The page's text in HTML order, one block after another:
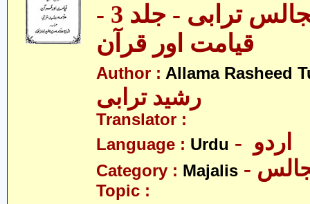
مجالس - مجالس ترابی - جلد 3 -
Author : Allama Rasheed
رشید ترابی
Translator :
Language : Urdu
Category : Majalis
Topic :